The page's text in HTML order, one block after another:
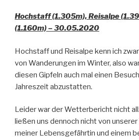
Hochstaff (1.305m), Reisalpe
(1.160m) – 30.05.2020
Hochstaff und Reisalpe kenn ich
von Wanderungen im Winter, also
diesen Gipfeln auch mal einen
Jahreszeit abzustatten.
Leider war der Wetterbericht nicht
ließen uns dennoch nicht von
meiner Lebensgefährtin und einem